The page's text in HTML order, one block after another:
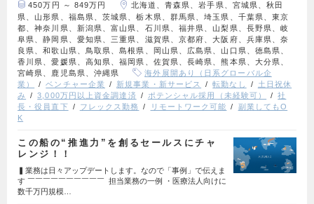
450万円 ～ 849万円
北海道、青森県、岩手県、宮城県、秋田
県、山形県、福島県、茨城県、栃木県、群馬県、埼玉県、千葉県、東京
都、神奈川県、新潟県、富山県、石川県、福井県、山梨県、長野県、岐
阜県、静岡県、愛知県、三重県、滋賀県、京都府、大阪府、兵庫県、奈
良県、和歌山県、鳥取県、島根県、岡山県、広島県、山口県、徳島県、
香川県、愛媛県、高知県、福岡県、佐賀県、長崎県、熊本県、大分県、
宮崎県、鹿児島県、沖縄県
海外展開あり（日系グローバル企
業）
ベンチャー企業 新規事業・新サービス 転勤なし
土日祝休
み
3,000万円以上資金調達済 ポテンシャル採用（未経験可）
社
長・役員直下
フレックス勤務 リモートワーク可能
副業してもO
K
この船の“推進力”を創るセールスにチャ
レンジ！！
▍業務は日々アップデートします。なので「事例」で伝えま
す ￣￣￣￣￣￣￣￣￣￣ 担当業務の一例 ・医療法人向けに
数千万円規模…